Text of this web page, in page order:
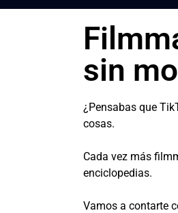
sin
¿Pensabas que
cosas.
Cada vez más
enciclopedias.
Vamos a contarte